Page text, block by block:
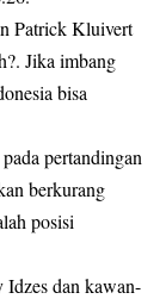
Patrick Kluivert
Jika imbang
bisa
pertandingan
berkurang
posisi
Idzes dan kawan-